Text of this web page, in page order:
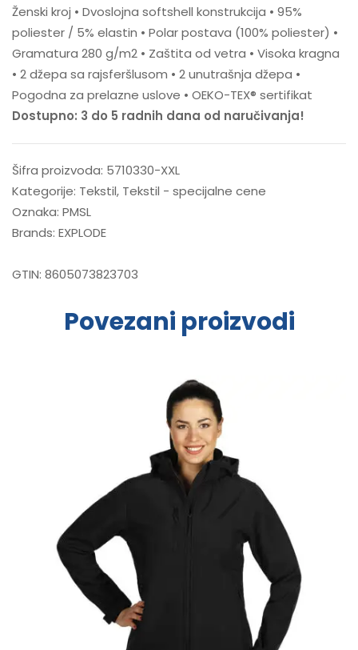
Ženski kroj • Dvoslojna softshell konstrukcija • 95%
poliester / 5% elastin • Polar postava (100% poliester) •
Gramatura 280 g/m2 • Zaštita od vetra • Visoka kragna
• 2 džepa sa rajsferšlusom • 2 unutrašnja džepa •
Pogodna za prelazne uslove • OEKO-TEX® sertifikat
Dostupno: 3 do 5 radnih dana od naručivanja!
Šifra proizvoda: 5710330-XXL
Kategorije: Tekstil, Tekstil - specijalne cene
Oznaka: PMSL
Brands: EXPLODE
GTIN: 8605073823703
Povezani proizvodi